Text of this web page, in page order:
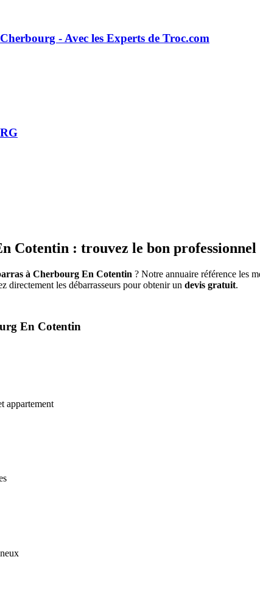
- Avec les Experts de Troc.com
Cotentin : trouvez le bon professionnel
à Cherbourg En Cotentin ? Notre annuaire référence les
directement les débarrasseurs pour obtenir un devis gratuit.
En Cotentin
appartement